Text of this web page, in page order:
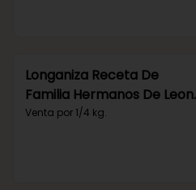
Longaniza Receta De
Familia Hermanos De Leon
(Sku 295)
Venta por 1/4 kg.